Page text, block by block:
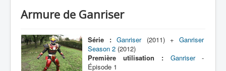
Toku-Actrices
Toku-Critiques
Séries
Armure de Ganriser
Série : Ganriser(2011) +Ganriser
Season 2 (2012)
Première utilisation :
Ganriser-
Épisode 1